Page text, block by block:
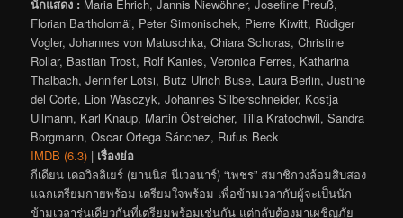
นักแสดง : Maria Ehrich, Jannis Niewöhner, Josefine Preuß,
Florian Bartholomäi, Peter Simonischek, Pierre Kiwitt, Rüdiger
Vogler, Johannes von Matuschka, Chiara Schoras, Christine
Rollar, Bastian Trost, Rolf Kanies, Veronica Ferres, Katharina
Thalbach, Jennifer Lotsi, Butz Ulrich Buse, Laura Berlin, Justine
del Corte, Lion Wasczyk, Johannes Silberschneider, Kostja
Ullmann, Karl Knaup, Martin Östreicher, Tilla Kratochwil, Sandra
Borgmann, Oscar Ortega Sánchez, Rufus Beck
IMDB (6.3) | เรื่องย่อ
กีเดียน เดอวิลลิเยร์ (ยานนิส นีเวอนาร์) “เพชร” สมาชิกวงล้อมสิบสอง
แฉกเตรียมกายพร้อม เตรียมใจพร้อม เพื่อข้ามเวลากับผู้จะเป็นนัก
ข้ามเวลารุ่นเดียวกันที่เตรียมพร้อมเช่นกัน แต่กลับต้องมาเผชิญภัย